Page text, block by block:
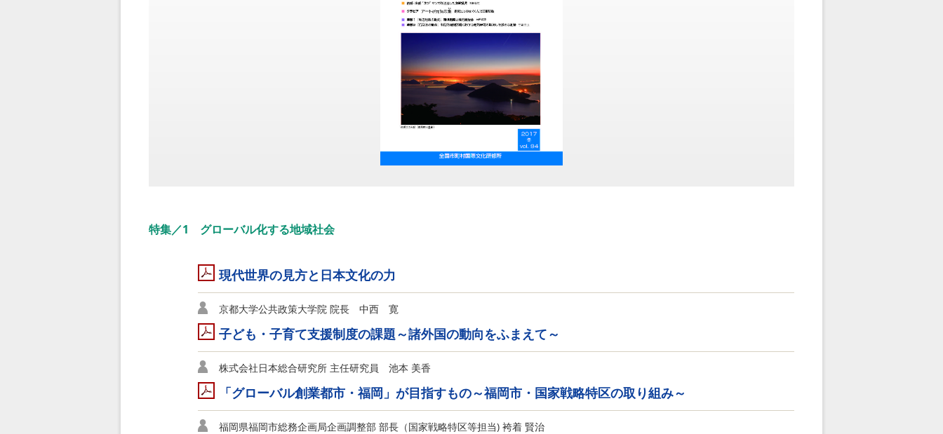
特集／1 グローバル化する地域社会
現代世界の見方と日本文化の力
京都大学公共政策大学院 院長 中西 寛
子ども・子育て支援制度の課題～諸外国の動向をふまえて～
株式会社日本総合研究所 主任研究員 池本 美香
「グローバル創業都市・福岡」が目指すもの～福岡市・国家戦略特区の取り組み～
福岡県福岡市総務企画局企画調整部 部長（国家戦略特区等担当) 袴着 賢治